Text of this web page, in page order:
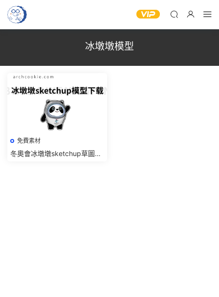
冰墩墩模型
免費素材
冬奧會冰墩墩sketchup草圖大